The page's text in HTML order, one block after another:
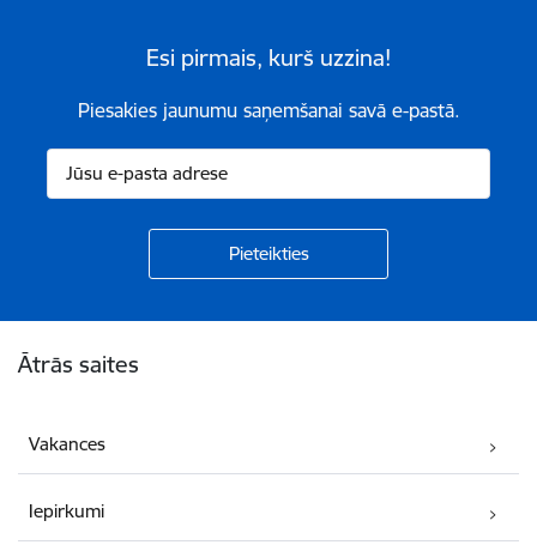
Esi pirmais, kurš uzzina!
Piesakies jaunumu saņemšanai savā e-pastā.
Ātrās saites
Vakances
Iepirkumi